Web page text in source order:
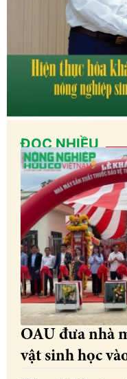
ĐỌC NHIỀU
OAU đưa nhà
vật sinh học